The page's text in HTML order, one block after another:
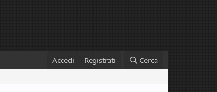
Accedi Registrati Cerca